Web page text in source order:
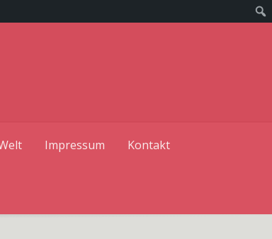
Impressum Kontakt